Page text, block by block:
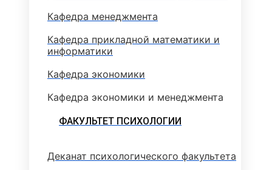
Кафедра менеджмента
Кафедра прикладной математики и
информатики
Кафедра экономики
Кафедра экономики и менеджмента
ФАКУЛЬТЕТ ПСИХОЛОГИИ
Деканат психологического факультета